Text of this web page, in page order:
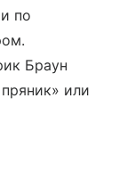
по
Браун
или